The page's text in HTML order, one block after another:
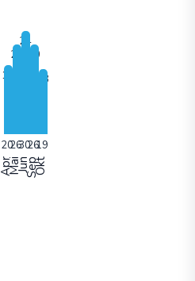
AprMaiJunSepOkt